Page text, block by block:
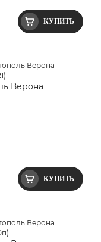
КУПИТЬ
Верона
КУПИТЬ